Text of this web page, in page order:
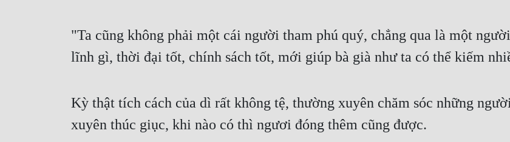
"Ta cũng không phải một cái người tham phú quý, chẳng qua là một
lĩnh gì, thời đại tốt, chính sách tốt, mới giúp bà già như ta có thể kiếm
Kỳ thật tích cách của dì rất không tệ, thường xuyên chăm sóc những
xuyên thúc giục, khi nào có thì ngươi đóng thêm cũng được.